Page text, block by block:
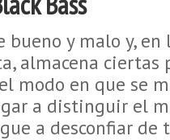
bueno y malo y,
almacena ciertas
modo en que se
a distinguir el
a desconfiar de